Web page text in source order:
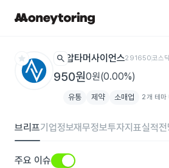
star search 압타머사이언스291650코스닥
950원0원(0.00%)
유통 제약 소매업 2개 테마
브리프기업정보재무정보투자지표실적
주요 이슈